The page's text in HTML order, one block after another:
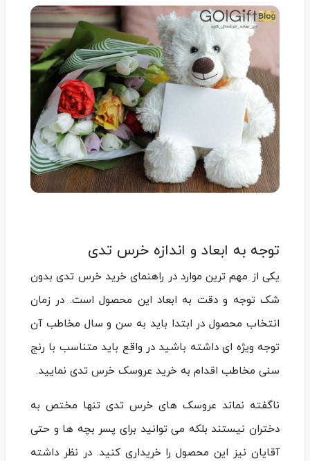
توجه به ابعاد و اندازه خرس تدی
یکی از مهم ترین موارد در راهنمای خرید خرس تدی بدون
شک توجه و دقت به ابعاد این محصول است. در زمان
انتخاب محصول در ابتدا باید به سن و سال مخاطب آن
توجه ویژه ای داشته باشید در واقع باید متناسب با رنج
سنی مخاطب اقدام به خرید عروسک خرس تدی نمایید.
ناگفته نماند عروسک های خرس تدی تنها مختص به
دختران نیستند بلکه می توانید برای پسر بچه ها و حتی
آقایان نیز این محصول را خریداری کنید. در نظر داشته